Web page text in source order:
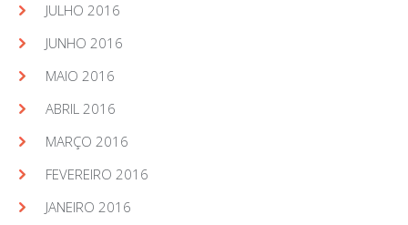
JULHO 2016
JUNHO 2016
MAIO 2016
ABRIL 2016
MARÇO 2016
FEVEREIRO 2016
JANEIRO 2016